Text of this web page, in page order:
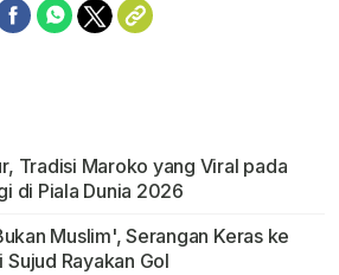
Tradisi Maroko yang Viral pada
di Piala Dunia 2026
Muslim', Serangan Keras ke
Sujud Rayakan Gol